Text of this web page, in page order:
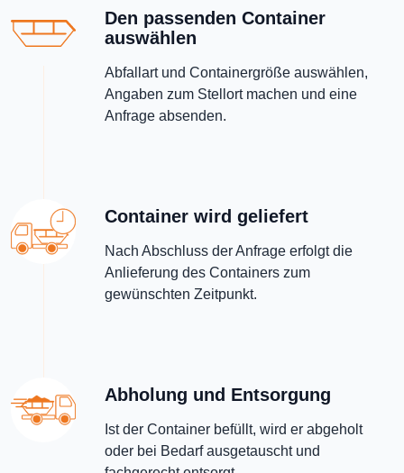
Den passenden Container
auswählen
Abfallart und Containergröße auswählen,
Angaben zum Stellort machen und eine
Anfrage absenden.
Container wird geliefert
Nach Abschluss der Anfrage erfolgt die
Anlieferung des Containers zum
gewünschten Zeitpunkt.
Abholung und Entsorgung
Ist der Container befüllt, wird er abgeholt
oder bei Bedarf ausgetauscht und